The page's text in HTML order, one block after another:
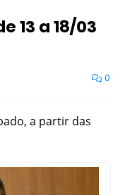
13 a 18/03
0
a partir das